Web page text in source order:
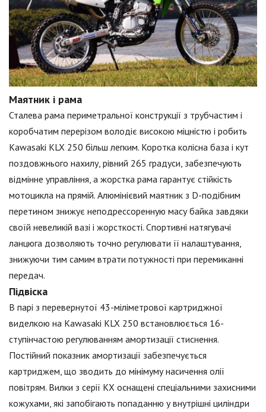
Маятник і рама
Сталева рама периметральної конструкції з трубчастим і
коробчатим перерізом володіє високою міцністю і робить
Kawasaki KLX 250 більш легким. Коротка колісна база і кут
поздовжнього нахилу, рівний 265 градуси, забезпечують
відмінне управління, а жорстка рама гарантує стійкість
мотоцикла на прямій. Алюмінієвий маятник з D-подібним
перетином знижує неподрессоренную масу байка завдяки
своїй невеликій вазі і жорсткості. Спортивні натягувачі
ланцюга дозволяють точно регулювати її налаштування,
знижуючи тим самим втрати потужності при перемиканні
передач.
Підвіска
В парі з перевернутої 43-міліметрової картриджної
виделкою на Kawasaki KLX 250 встановлюється 16-
ступінчастою регулюванням амортизації стиснення.
Постійний показник амортизації забезпечується
картриджем, що зводить до мінімуму насичення олії
повітрям. Вилки з серії KX оснащені спеціальними захисними
кожухами, які запобігають попаданню у внутрішні циліндри